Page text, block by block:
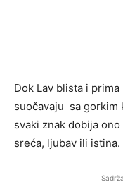
Dok Lav blista i
suočavaju sa gorkim
svaki znak dobija
sreća, ljubav ili istina.